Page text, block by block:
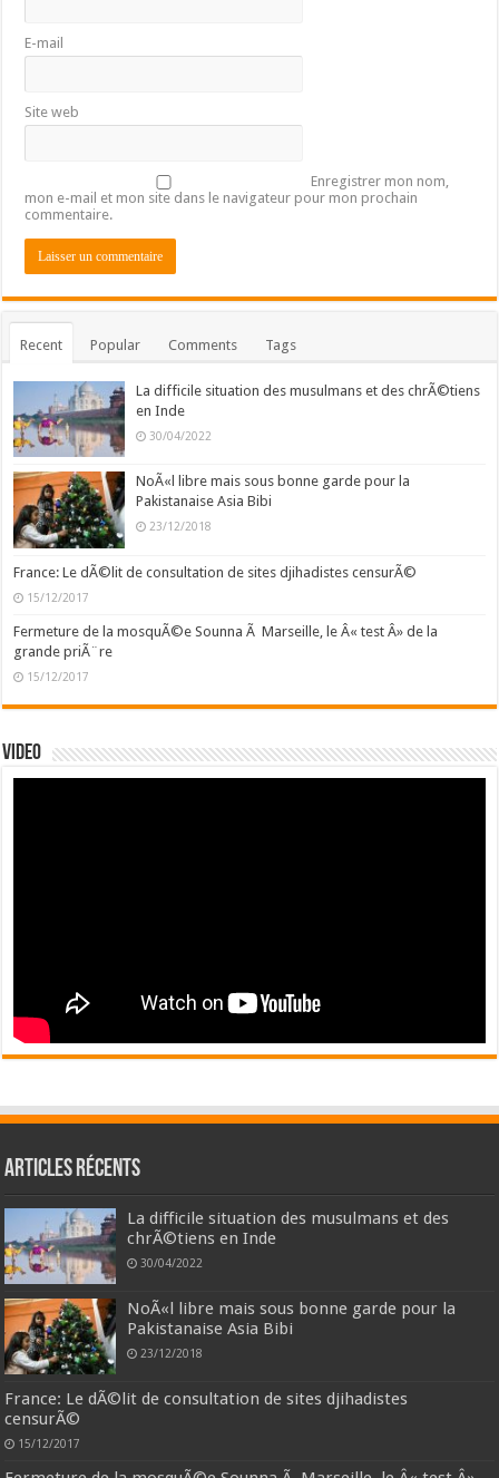
E-mail
Site web
Enregistrer mon nom,
mon e-mail et mon site dans le navigateur pour mon prochain
commentaire.
Recent Popular Comments Tags
La difficile situation des musulmans et des chrÃ©tiens
en Inde
30/04/2022
NoÃ«l libre mais sous bonne garde pour la
Pakistanaise Asia Bibi
23/12/2018
France: Le dÃ©lit de consultation de sites djihadistes censurÃ©
15/12/2017
Fermeture de la mosquÃ©e Sounna Ã Marseille, le Â« test Â» de la
grande priÃ¨re
15/12/2017
Video
Articles récents
La difficile situation des musulmans et des
chrÃ©tiens en Inde
30/04/2022
NoÃ«l libre mais sous bonne garde pour la
Pakistanaise Asia Bibi
23/12/2018
France: Le dÃ©lit de consultation de sites djihadistes
censurÃ©
15/12/2017